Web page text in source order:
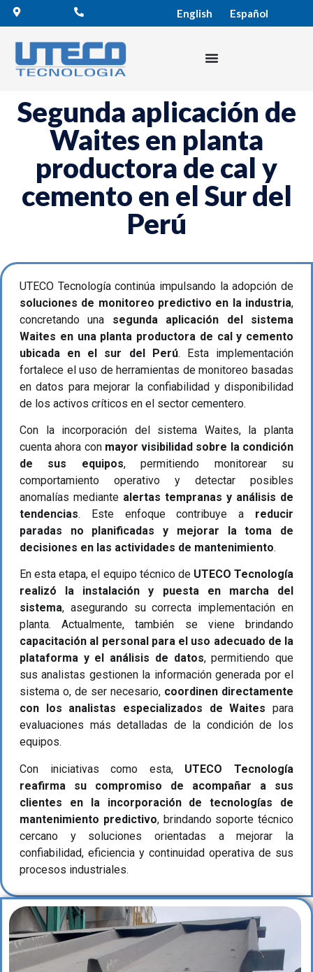
English Español
Segunda aplicación de
Waites en planta
productora de cal y
cemento en el Sur del
Perú
UTECO Tecnología continúa impulsando la adopción de
soluciones de monitoreo predictivo en la industria,
concretando una segunda aplicación del sistema
Waites en una planta productora de cal y cemento
ubicada en el sur del Perú. Esta implementación
fortalece el uso de herramientas de monitoreo basadas
en datos para mejorar la confiabilidad y disponibilidad
de los activos críticos en el sector cementero.
Con la incorporación del sistema Waites, la planta
cuenta ahora con mayor visibilidad sobre la condición
de sus equipos, permitiendo monitorear su
comportamiento operativo y detectar posibles
anomalías mediante alertas tempranas y análisis de
tendencias. Este enfoque contribuye a reducir
paradas no planificadas y mejorar la toma de
decisiones en las actividades de mantenimiento.
En esta etapa, el equipo técnico de UTECO Tecnología
realizó la instalación y puesta en marcha del
sistema, asegurando su correcta implementación en
planta. Actualmente, también se viene brindando
capacitación al personal para el uso adecuado de la
plataforma y el análisis de datos, permitiendo que
sus analistas gestionen la información generada por el
sistema o, de ser necesario, coordinen directamente
con los analistas especializados de Waites para
evaluaciones más detalladas de la condición de los
equipos.
Con iniciativas como esta, UTECO Tecnología
reafirma su compromiso de acompañar a sus
clientes en la incorporación de tecnologías de
mantenimiento predictivo, brindando soporte técnico
cercano y soluciones orientadas a mejorar la
confiabilidad, eficiencia y continuidad operativa de sus
procesos industriales.